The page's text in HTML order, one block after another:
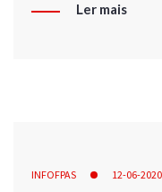
Ler mais
INFOFPAS 12-06-2020